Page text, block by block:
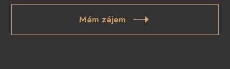
Mám zájem